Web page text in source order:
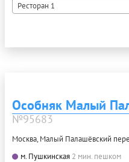
Ресторан 1
Особняк Малый
№95683
Москва, Малый Палашёвский
м. Пушкинская 2 мин. пешком